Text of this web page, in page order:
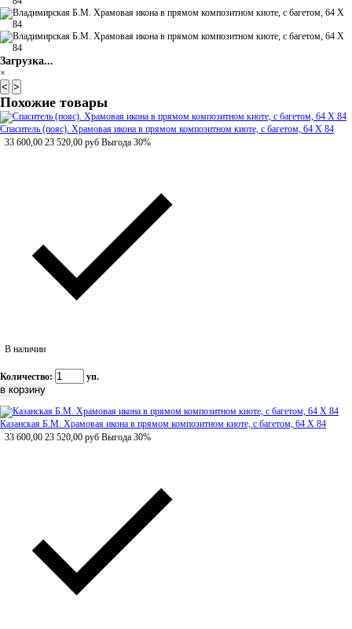
Загрузка...
×
< >
Похожие товары
Спаситель (пояс). Храмовая икона в прямом композитном киоте, с багетом, 64 Х 84
33 600,00 23 520,00 руб Выгода 30%
В наличии
Количество: уп.
Казанская Б.М. Храмовая икона в прямом композитном киоте, с багетом, 64 Х 84
33 600,00 23 520,00 руб Выгода 30%